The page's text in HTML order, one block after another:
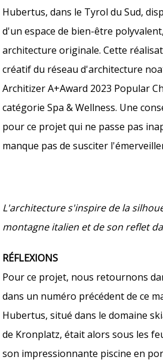
Hubertus, dans le Tyrol du Sud,
d'un espace de bien-être
architecture originale. Cette
créatif du réseau d'architecture
Architizer A+Award 2023 Popular
catégorie Spa & Wellness. Une
pour ce projet qui ne passe pas
manque pas de susciter
L'architecture s'inspire de la
montagne italien et de son reflet
RÉFLEXIONS
Pour ce projet, nous retournons
dans un numéro précédent de ce
Hubertus, situé dans le domaine
de Kronplatz, était alors sous les
son impressionnante piscine en